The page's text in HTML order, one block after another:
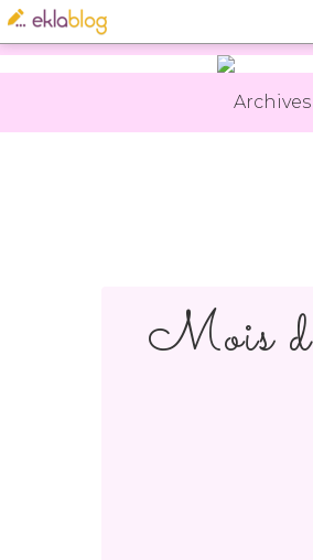
Archives
Mois